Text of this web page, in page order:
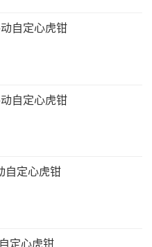
自定心虎钳
自定心虎钳
自定心虎钳
定心虎钳